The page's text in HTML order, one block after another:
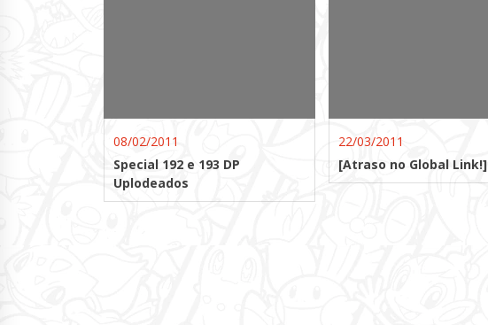
08/02/2011
Special 192 e 193 DP
Uplodeados
22/03/2011
[Atraso no Global Link!]